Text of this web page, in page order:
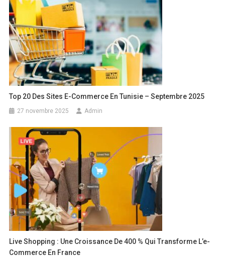
Top 20 Des Sites E-Commerce En Tunisie – Septembre 2025
27 novembre 2025 Admin
Live Shopping : Une Croissance De 400 % Qui Transforme L’e-
Commerce En France